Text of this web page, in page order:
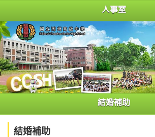
人事室
結婚補助
結婚補助